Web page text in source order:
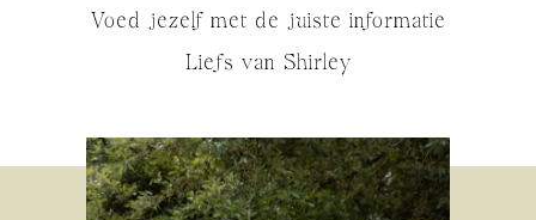
Voed jezelf met de juiste informatie
Liefs van Shirley